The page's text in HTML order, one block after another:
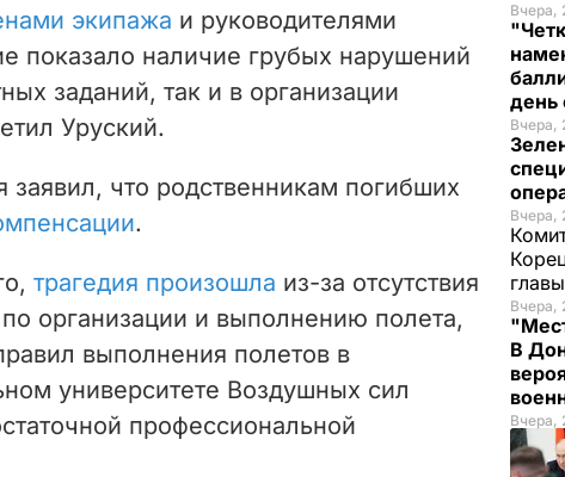
экипажа и руководителями
показало наличие грубых нарушений
заданий, так и в организации
Уруский.
заявил, что родственникам погибших
.
трагедия произошла из-за отсутствия
организации и выполнению полета,
выполнения полетов в
университете Воздушных сил
профессиональной
Вчера,
день
Вчера,
Вчера,
Вчера,
В
Вчера,